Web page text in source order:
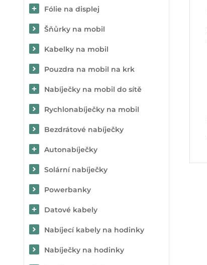
Fólie na displej
Šňůrky na mobil
Kabelky na mobil
Pouzdra na mobil na krk
Nabíječky na mobil do sítě
Rychlonabíječky na mobil
Bezdrátové nabíječky
Autonabíječky
Solární nabíječky
Powerbanky
Datové kabely
Nabíjecí kabely na hodinky
Nabíječky na hodinky